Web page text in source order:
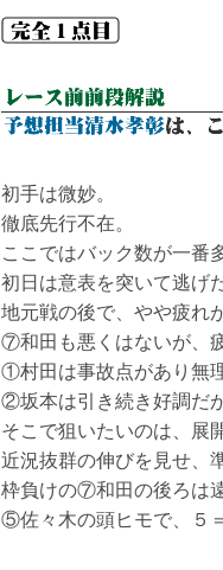
初手は微妙。
徹底先行不在。
ここではバック数が一番
初日は意表を突いて逃げ
地元戦の後で、やや疲れ
⑦和田も悪くはないが、
①村田は事故点があり無
②坂本は引き続き好調だ
そこで狙いたいのは、展
近況抜群の伸びを見せ、
枠負けの⑦和田の後ろは
⑤佐々木の頭ヒモで、５